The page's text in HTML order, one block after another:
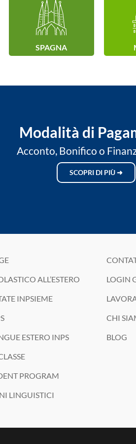
SPAGNA
Modalità di
Acconto, Bonifico o
SCOPRI DI PIÙ ➜
ALL’ESTERO
INPSIEME
ESTERO INPS
PROGRAM
LINGUISTICI
LOGIN
CHI
BLOG